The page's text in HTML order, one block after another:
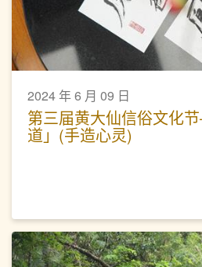
2024 年 6 月 09 日
第三届黄大仙信俗文化
道」(手造心灵)